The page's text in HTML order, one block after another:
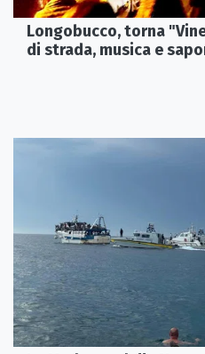
Longobucco, torna
di strada, musica e